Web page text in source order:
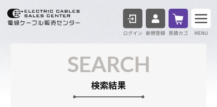
ログイン 見積
SEARCH
検索結果